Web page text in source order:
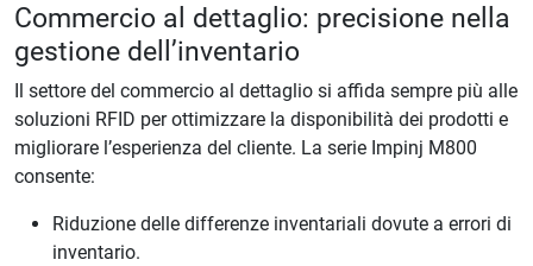
Commercio al dettaglio: precisione nella
gestione dell’inventario
Il settore del commercio al dettaglio si affida sempre più alle
soluzioni RFID per ottimizzare la disponibilità dei prodotti e
migliorare l’esperienza del cliente. La serie Impinj M800
consente:
Riduzione delle differenze inventariali dovute a errori di
inventario.